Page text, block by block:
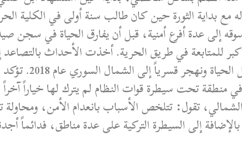
بداية الثورة حين كان طالب سنة أولى في الكلية
للمتابعة في طريق الحرية. أخذت الأحداث
لفترة، قبل أن
في منطقة تحت سيطرة قوات النظام لم يترك لها خياراً
تقول: تتلخص الأسباب بانعدام الأمن،
إلى السيطرة التركية على عدة مناطق، فدائماً